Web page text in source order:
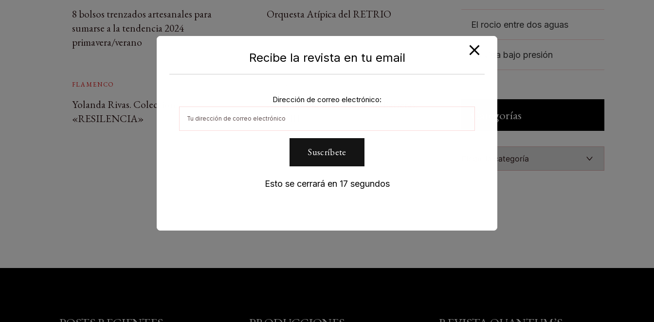
8 bolsos trenzados artesanales para
sumarse a la tendencia 2024
primavera/verano
Orquesta Atípica del RETRIO
FLAMENCO
Yolanda Rivas. Colección
«RESILENCIA»
Amar sin Límites… Amar sin Barreras.
Parte III
El rocio entre dos aguas
La vida bajo presión
Categorías
Recibe la revista en tu email
Dirección de correo electrónico:
Esto se cerrará en 17 segundos